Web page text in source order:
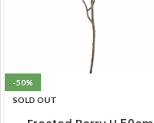
-50%
SOLD OUT